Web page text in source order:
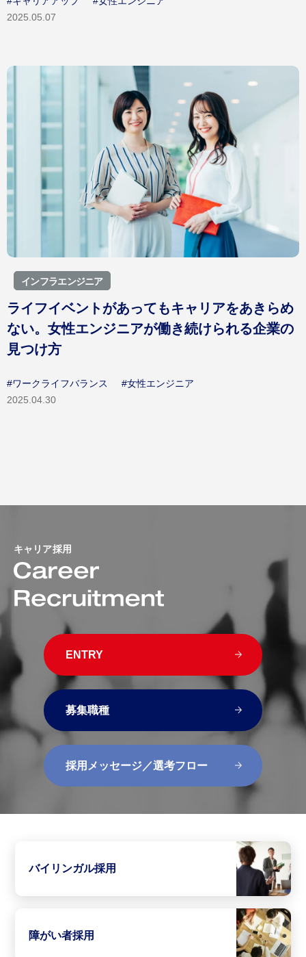
2025.05.07
インフラエンジニア
ライフイベントがあってもキャリアをあきらめ
ない。女性エンジニアが働き続けられる企業の
見つけ方
#ワークライフバランス
#女性エンジニア
2025.04.30
キャリア採用
ENTRY
募集職種
採用メッセージ／選考フロー
バイリンガル採用
障がい者採用